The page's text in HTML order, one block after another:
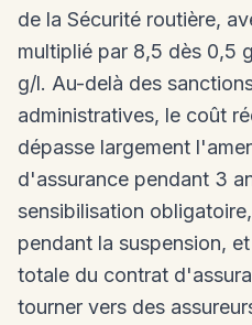
de la Sécurité routière,
multiplié par 8,5 dès 0,5
g/l. Au-delà des
administratives, le coût
dépasse largement
d'assurance pendant 3
sensibilisation
pendant la suspension,
totale du contrat
tourner vers des